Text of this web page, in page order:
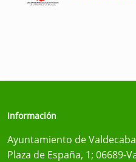
Información
Ayuntamiento de
Plaza de España, 1; 06689-